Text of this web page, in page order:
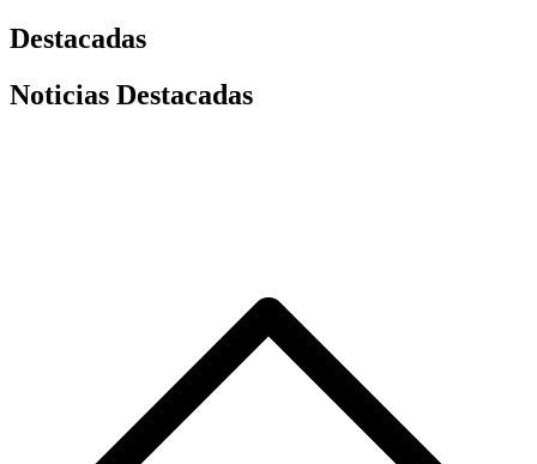
Destacadas
Noticias Destacadas